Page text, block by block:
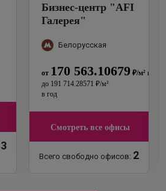
3
Бизнес-центр "AFI
Галерея"
Белорусская
от 170 563.10679 ₽/м² в год
до 191 714.28571 ₽/м²
в год
Смотреть все офисы
Всего свободно офисов: 2